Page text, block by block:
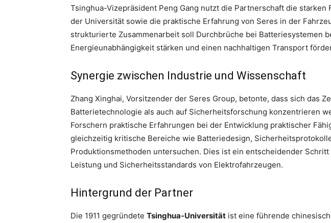
Tsinghua-Vizepräsident Peng Gang nutzt die Partnerschaft die starken
der Universität sowie die praktische Erfahrung von Seres in der
strukturierte Zusammenarbeit soll Durchbrüche bei Batteriesystemen
Energieunabhängigkeit stärken und einen nachhaltigen Transport
Synergie zwischen Industrie und Wissenschaft
Zhang Xinghai, Vorsitzender der Seres Group, betonte, dass sich das
Batterietechnologie als auch auf Sicherheitsforschung konzentrieren
Forschern praktische Erfahrungen bei der Entwicklung praktischer
gleichzeitig kritische Bereiche wie Batteriedesign,
Produktionsmethoden untersuchen. Dies ist ein entscheidender
Leistung und Sicherheitsstandards von Elektrofahrzeugen.
Hintergrund der Partner
Die 1911 gegründete Tsinghua-Universität ist eine führende